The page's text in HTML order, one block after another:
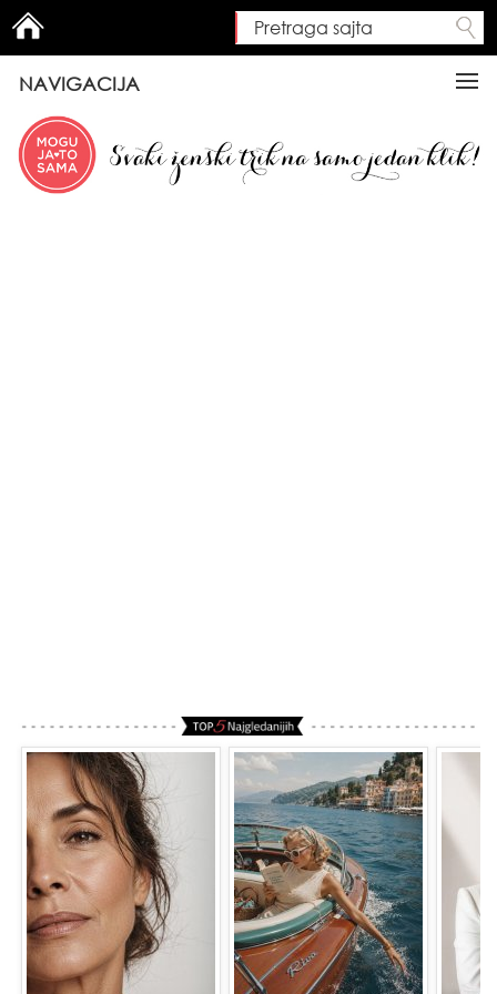
Search form
Pretraga sajta
NAVIGACIJA